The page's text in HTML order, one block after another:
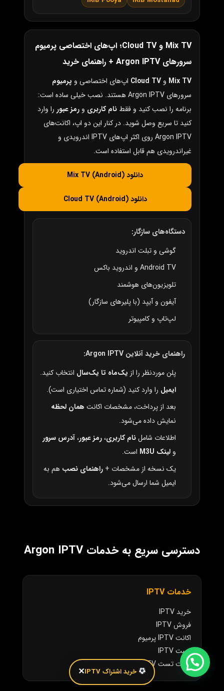
Mix TV و Cloud TV؛ اپ‌های اختصاصی پرمیوم
سرورهای Argon IPTV + راهنمای خرید
Mix TV و Cloud TV اپ‌های اختصاصی و پرمیوم
سرورهای Argon IPTV هستند. نصب خیلی ساده است:
برنامه را نصب کنید و فقط نام کاربری و رمز عبور را وارد
کنید تا سریع وصل شوید. در کنار این دو اپ، اکانت‌های
Argon IPTV روی اکثر اپ‌های IPTV اندرویدی و
غیراندرویدی هم قابل استفاده است.
دانلود Mix TV (Android)
دانلود Cloud TV (Android)
دستگاه‌های سازگار:
گوشی و تبلت اندروید
Android TV و اندروید باکس
تلویزیون‌های هوشمند
آیفون و آیپد (با پلیرهای سازگار)
لپ‌تاپ و کامپیوتر
راهنمای خرید آنلاین Argon IPTV:
پلن موردنظر را از یک‌ماه تا یک‌سال انتخاب کنید.
ایمیل را وارد کنید (شماره تماس اختیاری است).
بعد از پرداخت، مشخصات اکانت همان لحظه
نمایش داده می‌شود.
اطلاعات شاملنام کاربری،رمز عبور،آدرس سرور
و لینک M3U
است.
یک نسخه از مشخصات + راهنمای نصب هم به
ایمیل شما ارسال می‌شود.
دسترسی سریع به خدمات Argon IPTV
خدمات IPTV
خرید IPTV
فروش IPTV
اکانت IPTV پرمیوم
تست IPTV
اکانت تست IPTV
خرید اشتراک IPTV ✕